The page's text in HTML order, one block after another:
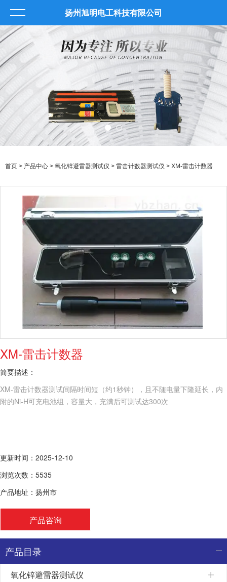
扬州旭明电工科技有限公司
首页 > 产品中心 > 氧化锌避雷器测试仪 > 雷击计数器测试仪 > XM-雷击计数器
XM-雷击计数器
简要描述：
XM-雷击计数器测试间隔时间短（约1秒钟），且不随电量下隆延长，内
附的Ni-H可充电池组，容量大，充满后可测试达300次
更新时间：2025-12-10
浏览次数：5535
产品地址：扬州市
产品咨询
产品目录
氧化锌避雷器测试仪